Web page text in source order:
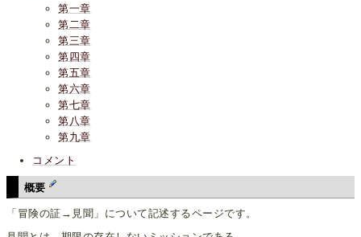
第一章
第二章
第三章
第四章
第五章
第六章
第七章
第八章
第九章
コメント
概要
「冒険の証→見聞」について記述するページです。